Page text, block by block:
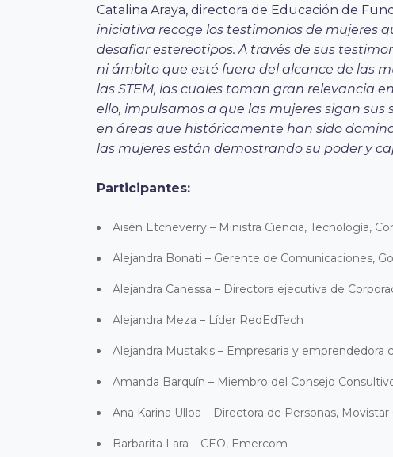
Catalina Araya, directora de Educación de
iniciativa recoge los testimonios de mujeres
desafiar estereotipos. A través de sus
ni ámbito que esté fuera del alcance de las
las STEM, las cuales toman gran relevancia
ello, impulsamos a que las mujeres sigan
en áreas que históricamente han sido
las mujeres están demostrando su poder y
Participantes:
Aisén Etcheverry – Ministra Ciencia, Tecnología,
Alejandra Bonati – Gerente de Comunicaciones,
Alejandra Canessa – Directora ejecutiva de
Alejandra Meza – Líder RedEdTech
Alejandra Mustakis – Empresaria y emprendedora
Amanda Barquín – Miembro del Consejo
Ana Karina Ulloa – Directora de Personas, Movistar
Barbarita Lara – CEO, Emercom